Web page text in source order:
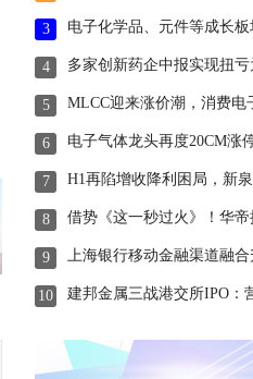
3 电子化学品、元件等成长
4 多家创新药企中报实现扭
5 MLCC迎来涨价潮，消费电
6 电子气体龙头再度20CM涨
7 H1再陷增收降利困局，新
8 借势《这一秒过火》！华
9 上海银行移动金融渠道融
10 建邦金属三战港交所IPO：